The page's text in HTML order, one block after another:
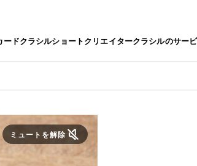
ードクラシルショートクリエイタークラシルのサー
ミュートを解除